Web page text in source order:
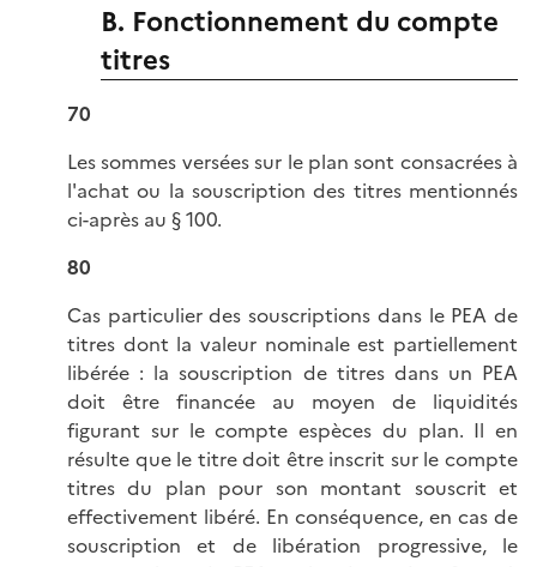
B. Fonctionnement du compte
titres
70
Les sommes versées sur le plan sont consacrées à
l'achat ou la souscription des titres mentionnés
ci-après au § 100.
80
Cas particulier des souscriptions dans le PEA de
titres dont la valeur nominale est partiellement
libérée : la souscription de titres dans un PEA
doit être financée au moyen de liquidités
figurant sur le compte espèces du plan. Il en
résulte que le titre doit être inscrit sur le compte
titres du plan pour son montant souscrit et
effectivement libéré. En conséquence, en cas de
souscription et de libération progressive, le